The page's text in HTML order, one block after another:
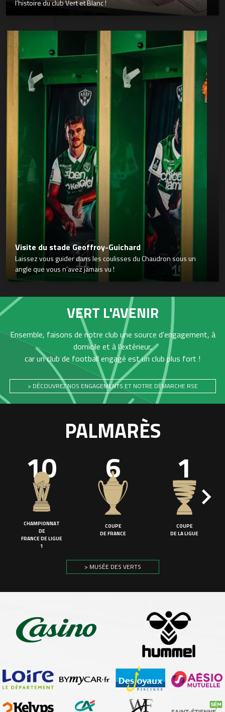
l’histoire du club Vert et Blanc !
Visite du stade Geoffroy-Guichard
Laissez vous guider dans les coulisses du Chaudron sous un
angle que vous n’avez jamais vu !
VERT L'AVENIR
Ensemble, faisons de notre club une source d'engagement, à
domicile et à l'extérieur,
car un club de football engagé est un club plus fort !
> DÉCOUVREZ NOS ENGAGEMENTS ET NOTRE DÉMARCHE RSE
PALMARÈS
10
CHAMPIONNAT
DE
FRANCE DE LIGUE
1
6
COUPE
DE FRANCE
1
COUPE
DE LA LIGUE
> MUSÉE DES VERTS